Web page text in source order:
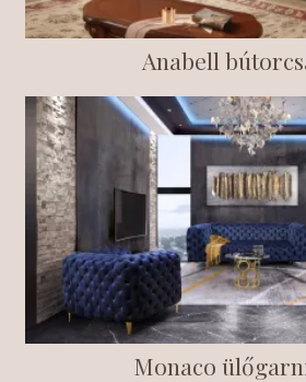
Anabell
Monaco